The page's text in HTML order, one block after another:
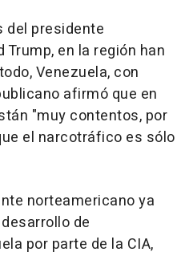
del presidente
en la región han
Venezuela, con
afirmó que en
"muy contentos, por
el narcotráfico es sólo
norteamericano ya
de
por parte de la CIA,